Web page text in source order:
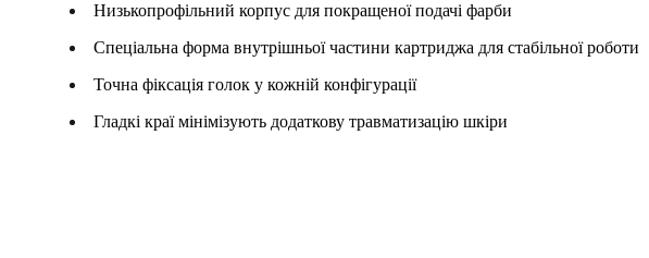
Низькопрофільний корпус для покращеної подачі фарби
Спеціальна форма внутрішньої частини картриджа для стабільної роботи
Точна фіксація голок у кожній конфігурації
Гладкі краї мінімізують додаткову травматизацію шкіри